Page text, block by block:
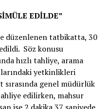
EDİLDE”
düzenlenen tatbikatta, 30
Söz konusu
hızlı tahliye, arama
yetkinlikleri
genel müdürlük
edilirken, mahsur